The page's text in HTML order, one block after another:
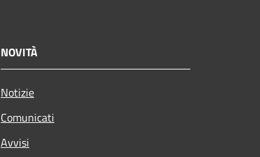
NOVITÀ
Notizie
Comunicati
Avvisi